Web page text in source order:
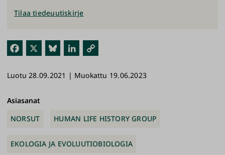
Fac
ok
Blu
y
Link
n
link
Tilaa tiedeuutiskirje
Luotu 28.09.2021 | Muokattu 19.06.2023
Asiasanat
NORSUT
HUMAN LIFE HISTORY GROUP
EKOLOGIA JA EVOLUUTIOBIOLOGIA